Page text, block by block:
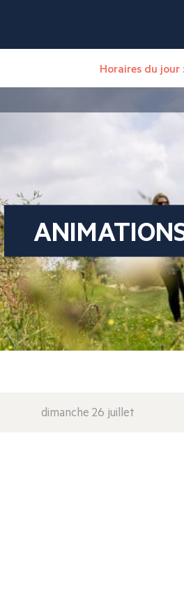
Horaires du jour :
dimanche 26 juillet